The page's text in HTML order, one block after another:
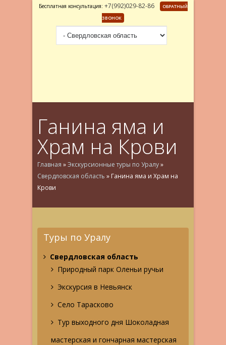
Бесплатная консультация: +7(992)029-82-86
ОБРАТНЫЙ
ЗВОНОК
Ганина яма и
Храм на Крови
Главная »Экскурсионные туры по Уралу»
Свердловская область » Ганина яма и Храм на
Крови
Туры по Уралу
Свердловская область
Природный парк Оленьи ручьи
Экскурсия в Невьянск
Село Тарасково
Тур выходного дня Шоколадная
мастерская и гончарная мастерская